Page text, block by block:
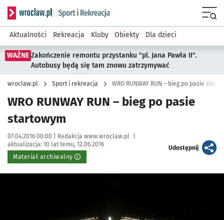
Serwis informacyjny wroclaw.pl podserwis: Sport i rekreacja
Aktualności Rekreacja Kluby Obiekty Dla dzieci
WAŻNE Zakończenie remontu przystanku "pl. Jana Pawła II".
Autobusy będą się tam znowu zatrzymywać
wroclaw.pl Sport i rekreacja WRO RUNWAY RUN – bieg po pasie
WRO RUNWAY RUN – bieg po pasie
startowym
Data publikacji:
07.04.2016 00:00 | Autor:
Redakcja www.wroclaw.pl
aktualizacja: 10 lat temu, 12.06.2016
Materiał archiwalny
Udostępnijartykuł